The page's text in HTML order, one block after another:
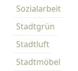
Sozialarbeit
Stadtgrün
Stadtluft
Stadtmöbel